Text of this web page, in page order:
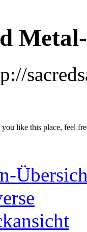
like this place, feel